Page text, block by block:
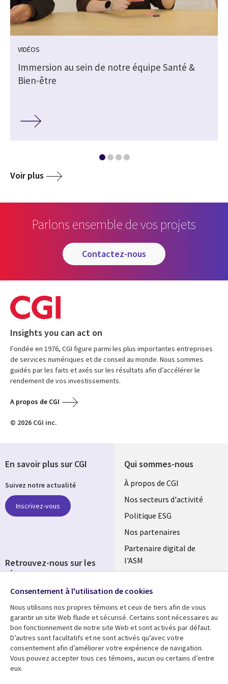
VIDÉOS
Immersion au sein de notre équipe Santé &
Bien-être
Voir plus
Parlons ensemble de vos projets
contactez-nous
Insights you can act on
Fondée en 1976, CGI figure parmi les plus importantes entreprises
de services numériques et de conseil au monde. Nous sommes
guidés par les faits et axés sur les résultats afin d’accélérer le
rendement de vos investissements.
A propos de CGI
© 2026 CGI inc.
Qui sommes-nous
Useful
links
FRANCE
À propos de CGI
Nos secteurs d'activité
Politique ESG
Nos partenaires
Partenaire digital de
l'ASM
Fusions
Ressources
Library
Links
Articles
Blog
Support
Legal
Accessibilité
En savoir plus sur CGI
Suivez notre actualité
Inscrivez-vous
Retrouvez-nous sur les
réseaux
Social
Media
FRANCE
Consentement à l'utilisation de cookies
Nous utilisons nos propres témoins et ceux de tiers afin de vous
garantir un site Web fluide et sécurisé. Certains sont nécessaires au
bon fonctionnement de notre site Web et sont activés par défaut.
D’autres sont facultatifs et ne sont activés qu’avec votre
consentement afin d’améliorer votre expérience de navigation.
Vous pouvez accepter tous ces témoins, aucun ou certains d’entre
eux.